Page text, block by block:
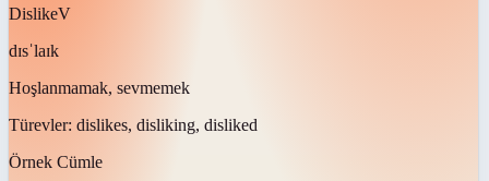
DislikeV
dɪsˈlaɪk
Hoşlanmamak, sevmemek
Türevler: dislikes, disliking, disliked
Örnek Cümle